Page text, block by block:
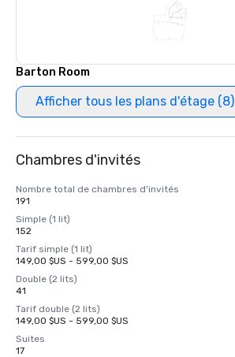
Barton Room
Afficher tous les plans d'étage (8)
Chambres d'invités
Nombre total de chambres d'invités
191
Simple (1 lit)
152
Tarif simple (1 lit)
149,00 $US - 599,00 $US
Double (2 lits)
41
Tarif double (2 lits)
149,00 $US - 599,00 $US
Suites
17